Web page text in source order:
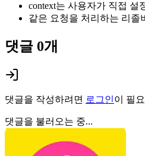
context는 사용자가 직접 설
같은 요청을 처리하는 리졸
댓글 0개
댓글을 작성하려면 로그인이 필
댓글을 불러오는 중...